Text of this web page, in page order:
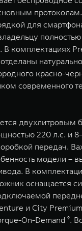
протоколам.
для
полностью
комплектациях
красно-
современного
двухлитровым
220 л.с. и 8-
передач.
модели –
В
оснащается
и City
On-Demand ⁹.